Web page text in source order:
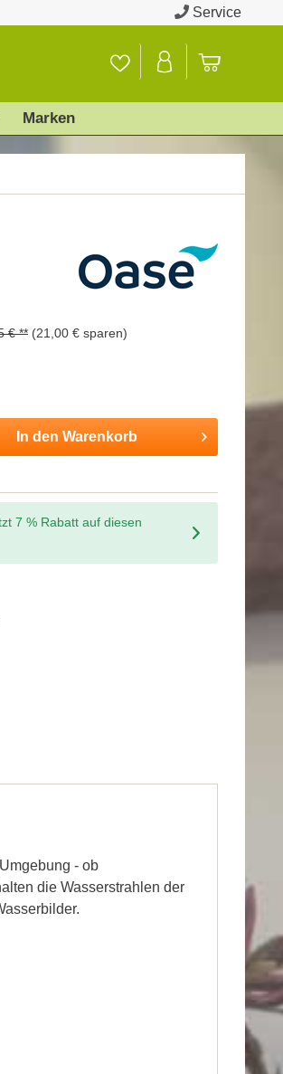
Service
Marken
€ ** (21,00 € sparen)
In den Warenkorb
7 % Rabatt auf diesen
- ob
die Wasserstrahlen der